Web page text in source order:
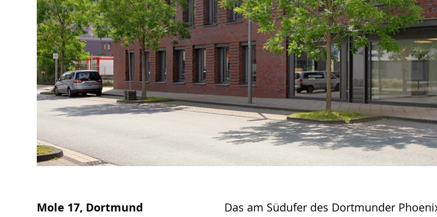
Mole 17, Dortmund
Das am Südufer des Dortmunder